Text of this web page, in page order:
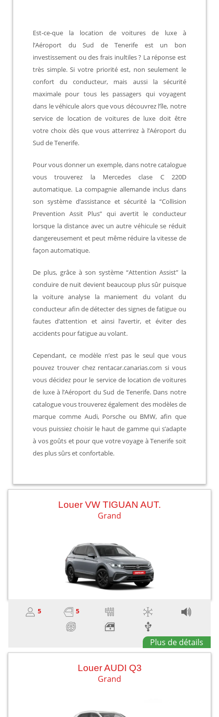
Est-ce-que la location de voitures de luxe à
l’Aéroport du Sud de Tenerife est un bon
investissement ou des frais inultiles ? La réponse est
très simple. Si votre priorité est, non seulement le
confort du conducteur, mais aussi la sécurité
maximale pour tous les passagers qui voyagent
dans le véhicule alors que vous découvrez l’île, notre
service de location de voitures de luxe doit être
votre choix dès que vous atterrirez à l’Aéroport du
Sud de Tenerife.
Pour vous donner un exemple, dans notre catalogue
vous trouverez la Mercedes clase C 220D
automatique. La compagnie allemande inclus dans
son système d’assistance et sécurité la “Collision
Prevention Assit Plus” qui avertit le conducteur
lorsque la distance avec un autre véhicule se réduit
dangereusement et peut même réduire la vitesse de
façon automatique.
De plus, grâce à son système “Attention Assist” la
conduire de nuit devient beaucoup plus sûr puisque
la voiture analyse la maniement du volant du
conducteur afin de détecter des signes de fatigue ou
fautes d’attention et ainsi l’avertir, et éviter des
accidents pour fatigue au volant.
Cependant, ce modèle n’est pas le seul que vous
pouvez trouver chez rentacar.canarias.com si vous
vous décidez pour le service de location de voitures
de luxe à l’Aéroport du Sud de Tenerife. Dans notre
catalogue vous trouverez également des modèles de
marque comme Audi, Porsche ou BMW, afin que
vous puissiez choisir le haut de gamme qui s’adapte
à vos goûts et pour que votre voyage à Tenerife soit
des plus sûrs et confortable.
Louer VW TIGUAN AUT.
Grand
5 5
Plus de détails
Louer AUDI Q3
Grand